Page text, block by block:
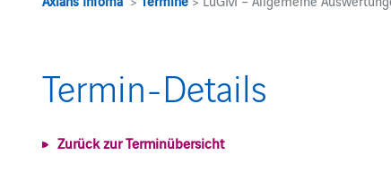
Termin-Details
Zurück zur Terminübersicht